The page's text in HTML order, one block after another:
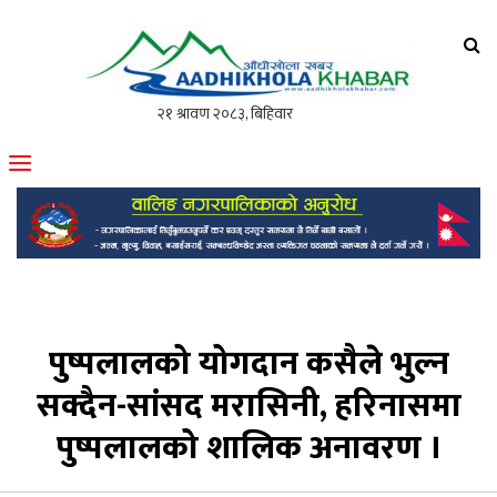
मोफसलकै लोकप्रिय अनलाइन पत्रिका
पुष्पलालको योगदान कसैले भुल्न
सक्दैन-सांसद मरासिनी, हरिनासमा
पुष्पलालको शालिक अनावरण ।